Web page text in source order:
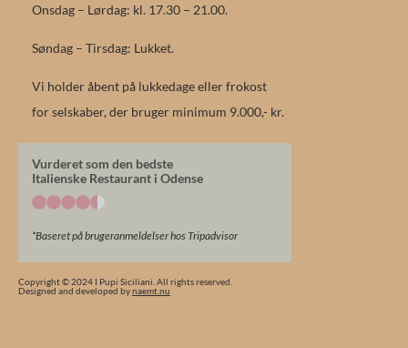
Onsdag – Lørdag: kl. 17.30 – 21.00.
Søndag – Tirsdag: Lukket.
Vi holder åbent på lukkedage eller frokost
for selskaber, der bruger minimum 9.000,- kr.
Vurderet som den bedste
Italienske Restaurant i Odense
*Baseret på brugeranmeldelser hos Tripadvisor
Copyright © 2024 I Pupi Siciliani. All rights reserved.
Designed and developed bynaemt.nu